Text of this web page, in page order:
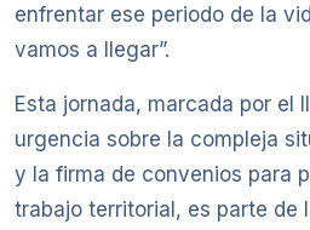
enfrentar ese periodo de la
vamos a llegar”.
Esta jornada, marcada por el
urgencia sobre la compleja
y la firma de convenios para
trabajo territorial, es parte de